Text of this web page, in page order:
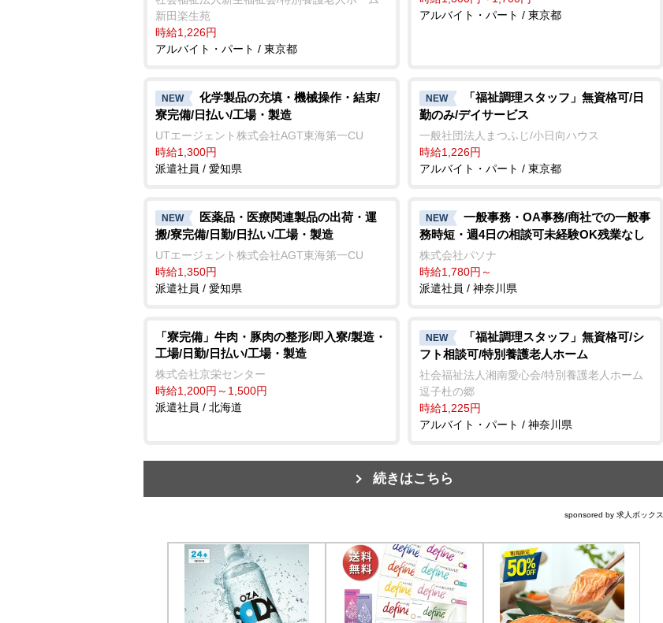
新田楽生苑
時給1,226円
アルバイト・パート / 東京都
アルバイト・パート / 東京都
NEW
化学製品の充填・機械操作・結束/
寮完備/日払い/工場・製造
UTエージェント株式会社AGT東海第一CU
時給1,300円
派遣社員 / 愛知県
NEW
「福祉調理スタッフ」無資格可/日
勤のみ/デイサービス
一般社団法人まつふじ/小日向ハウス
時給1,226円
アルバイト・パート / 東京都
NEW
医薬品・医療関連製品の出荷・運
搬/寮完備/日勤/日払い/工場・製造
UTエージェント株式会社AGT東海第一CU
時給1,350円
派遣社員 / 愛知県
NEW
一般事務・OA事務/商社での一般事
務時短・週4日の相談可未経験OK残業なし
株式会社パソナ
時給1,780円～
派遣社員 / 神奈川県
「寮完備」牛肉・豚肉の整形/即入寮/製造・
工場/日勤/日払い/工場・製造
株式会社京栄センター
時給1,200円～1,500円
派遣社員 / 北海道
NEW
「福祉調理スタッフ」無資格可/シ
フト相談可/特別養護老人ホーム
社会福祉法人湘南愛心会/特別養護老人ホーム
逗子杜の郷
時給1,225円
アルバイト・パート / 神奈川県
続きはこちら
sponsored by 求人ボックス